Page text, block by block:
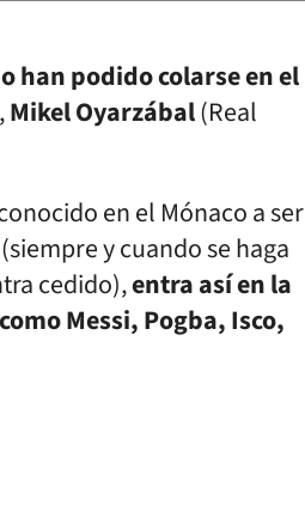
han podido colarse en el
Mikel Oyarzábal(Real
en el Mónaco a ser
y cuando se haga
cedido),entra así en la
Messi, Pogba, Isco,